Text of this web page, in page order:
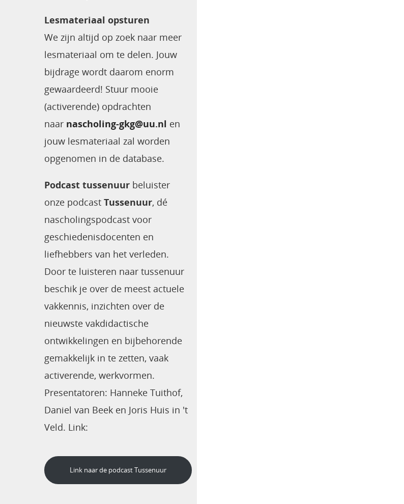
Lesmateriaal opsturen
We zijn altijd op zoek naar meer
lesmateriaal om te delen. Jouw
bijdrage wordt daarom enorm
gewaardeerd! Stuur mooie
(activerende) opdrachten
naar nascholing-gkg@uu.nl en
jouw lesmateriaal zal worden
opgenomen in de database.
Podcast tussenuur beluister
onze podcast Tussenuur, dé
nascholingspodcast voor
geschiedenisdocenten en
liefhebbers van het verleden.
Door te luisteren naar tussenuur
beschik je over de meest actuele
vakkennis, inzichten over de
nieuwste vakdidactische
ontwikkelingen en bijbehorende
gemakkelijk in te zetten, vaak
activerende, werkvormen.
Presentatoren: Hanneke Tuithof,
Daniel van Beek en Joris Huis in 't
Veld. Link:
Link naar de podcast Tussenuur